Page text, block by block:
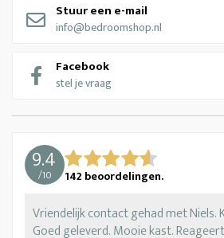
Stuur een e-mail
info@bedroomshop.nl
Facebook
stel je vraag
9.4
/10 142 beoordelingen.
Vriendelijk contact gehad met Niels.
Goed geleverd. Mooie kast.